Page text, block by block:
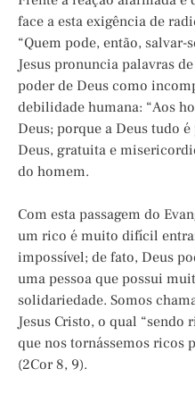
face a esta exigência de
“Quem pode, então, salvar-
Jesus pronuncia palavras
poder de Deus como
debilidade humana: “Aos
Deus; porque a Deus tudo é
Deus, gratuita e
do homem.
Com esta passagem do
um rico é muito difícil
impossível; de fato, Deus
uma pessoa que possui
solidariedade. Somos
Jesus Cristo, o qual “sendo
que nos tornássemos ricos
(2Cor 8, 9).